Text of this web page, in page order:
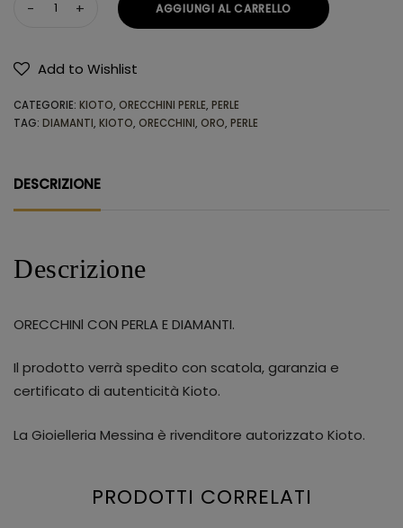
AGGIUNGI AL CARRELLO
Add to Wishlist
CATEGORIE: KIOTO, ORECCHINI PERLE, PERLE
TAG: DIAMANTI, KIOTO, ORECCHINI, ORO, PERLE
DESCRIZIONE
Descrizione
ORECCHINl CON PERLA E DIAMANTI.
Il prodotto verrà spedito con scatola, garanzia e
certificato di autenticità Kioto.
La Gioielleria Messina è rivenditore autorizzato Kioto.
PRODOTTI CORRELATI